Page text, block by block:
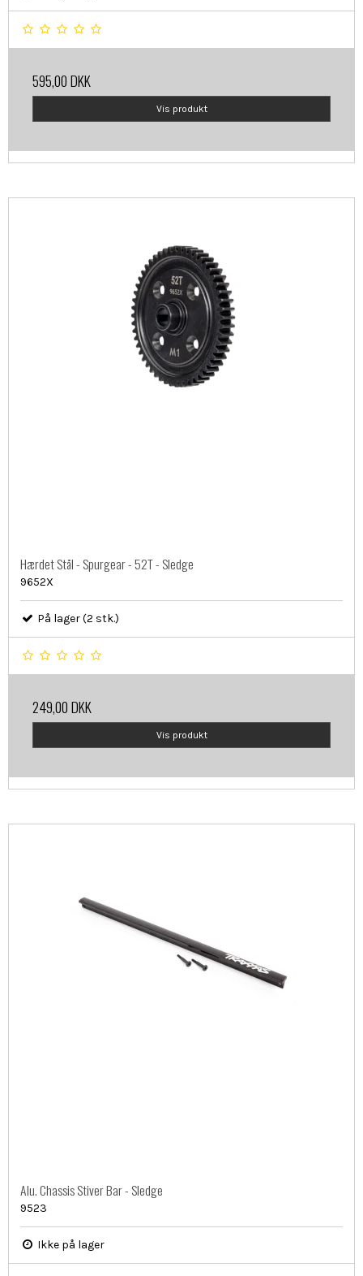
595,00 DKK
Vis produkt
Hærdet Stål - Spurgear - 52T - Sledge
9652X
På lager (2 stk.)
249,00 DKK
Vis produkt
Alu. Chassis Stiver Bar - Sledge
9523
Ikke på lager